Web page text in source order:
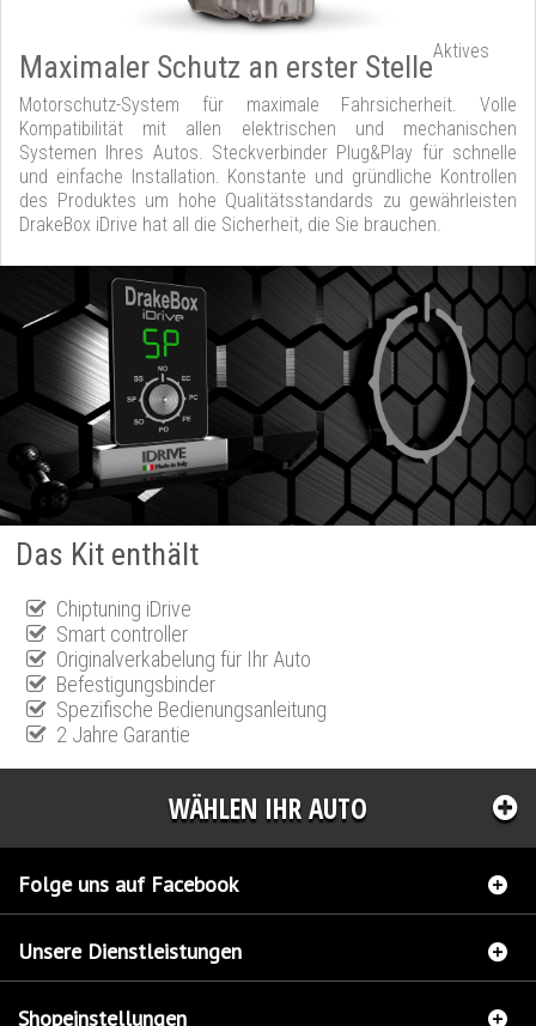
Maximaler Schutz an erster StelleAktives
Motorschutz-System für maximale Fahrsicherheit. Volle
Kompatibilität mit allen elektrischen und mechanischen
Systemen Ihres Autos. Steckverbinder Plug&Play für schnelle
und einfache Installation. Konstante und gründliche Kontrollen
des Produktes um hohe Qualitätsstandards zu gewährleisten
DrakeBox iDrive hat all die Sicherheit, die Sie brauchen.
Das Kit enthält
Chiptuning iDrive
Smart controller
Originalverkabelung für Ihr Auto
Befestigungsbinder
Spezifische Bedienungsanleitung
2 Jahre Garantie
WÄHLEN IHR AUTO
Folge uns auf Facebook
Unsere Dienstleistungen
Shopeinstellungen